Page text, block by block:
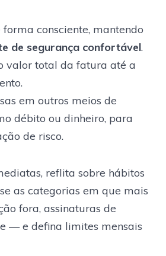
consciente, mantendo
de segurança confortável.
valor total da fatura até a
em outros meios de
débito ou dinheiro, para
de risco.
reflita sobre hábitos
as categorias em que mais
fora, assinaturas de
— e defina limites mensais